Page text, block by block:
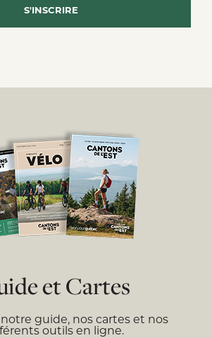
et Cartes
guide, nos cartes et nos
outils en ligne.